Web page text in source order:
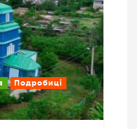
Подробиці